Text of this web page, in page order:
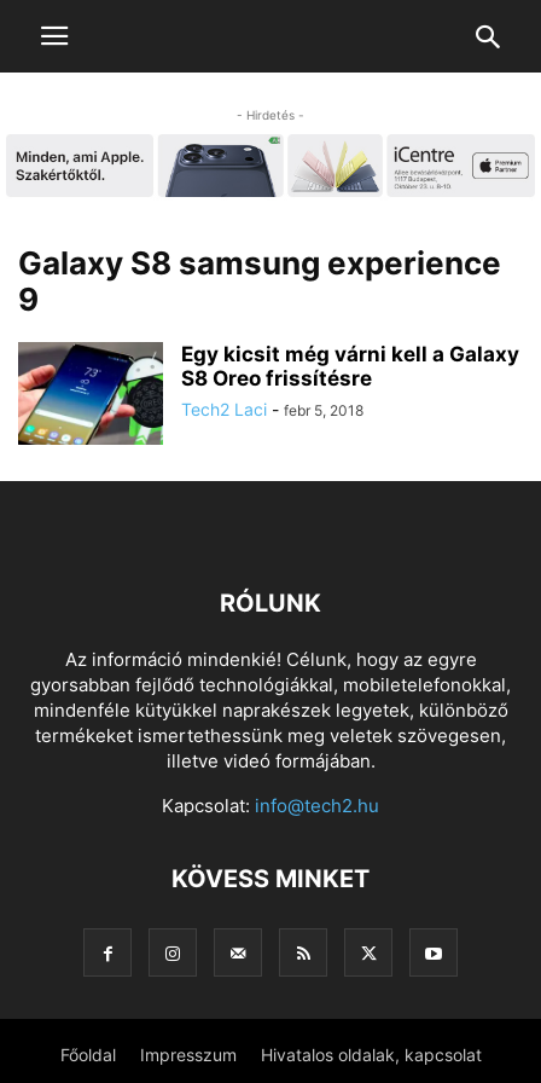
- Hirdetés -
Galaxy S8 samsung experience
9
Egy kicsit még várni kell a Galaxy
S8 Oreo frissítésre
Tech2 Laci - febr 5, 2018
RÓLUNK
Az információ mindenkié! Célunk, hogy az egyre
gyorsabban fejlődő technológiákkal, mobiletelefonokkal,
mindenféle kütyükkel naprakészek legyetek, különböző
termékeket ismertethessünk meg veletek szövegesen,
illetve videó formájában.
Kapcsolat: info@tech2.hu
KÖVESS MINKET
Főoldal Impresszum Hivatalos oldalak, kapcsolat